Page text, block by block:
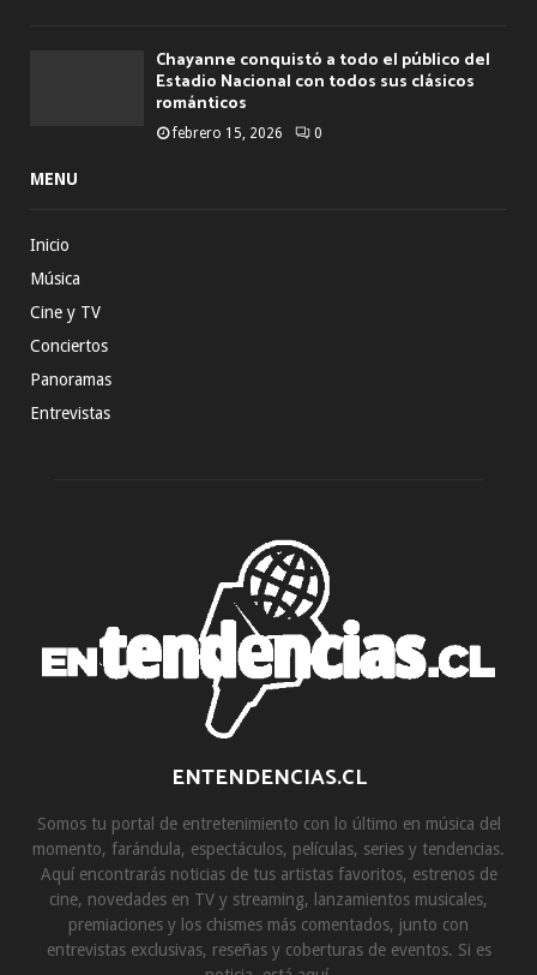
Chayanne conquistó a todo el público del
Estadio Nacional con todos sus clásicos
románticos
febrero 15, 2026 0
MENU
Inicio
Música
Cine y TV
Conciertos
Panoramas
Entrevistas
ENTENDENCIAS.CL
Somos tu portal de entretenimiento con lo último en música del
momento, farándula, espectáculos, películas, series y tendencias.
Aquí encontrarás noticias de tus artistas favoritos, estrenos de
cine, novedades en TV y streaming, lanzamientos musicales,
premiaciones y los chismes más comentados, junto con
entrevistas exclusivas, reseñas y coberturas de eventos. Si es